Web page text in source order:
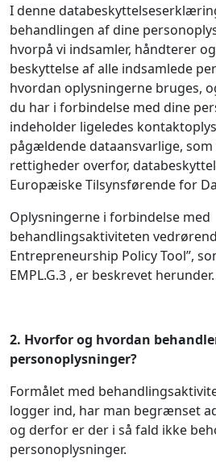
I denne
behandlingen af dine
hvorpå vi indsamler, håndterer
beskyttelse af alle indsamlede
hvordan oplysningerne bruges,
du har i forbindelse med dine
indeholder ligeledes
pågældende dataansvarlige,
rettigheder overfor,
Europæiske Tilsynsførende for
Oplysningerne i forbindelse med
behandlingsaktiviteten
Entrepreneurship Policy Tool”,
EMPL.G.3 , er beskrevet herunder.
2. Hvorfor og hvordan
personoplysninger?
Formålet med
logger ind, har man begrænset
og derfor er der i så fald ikke
personoplysninger.